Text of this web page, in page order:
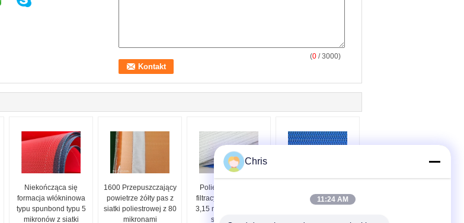
(0 / 3000)
Niekończąca się
formacja włókninowa
typu spunbond typu 5
mikronów z siatki
1600 Przepuszczający
powietrze żółty pas z
siatki poliestrowej z 80
mikronami
Poliestrowy pasek
filtracyjny o grubości
3,15 mm Biała prasa
spiralna do
pętli spiralnej
Chris
11:24 AM